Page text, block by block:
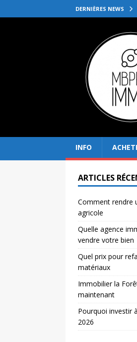
DERNIÈRES NEWS
INFO
ARTICLES
Comment rendre
agricole
Quelle agence
vendre votre bien
Quel prix pour
matériaux
Immobilier la
maintenant
Pourquoi investir
2026